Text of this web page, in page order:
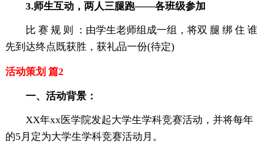
3.师生互动，两人三腿跑——各班级参加
比 赛 规 则 ：由学生老师组成一组，将双 腿 绑 住 谁
先到达终点既获胜，获礼品一份(待定)
活动策划 篇2
一、活动背景：
XX年xx医学院发起大学生学科竞赛活动，并将每年
的5月定为大学生学科竞赛活动月。